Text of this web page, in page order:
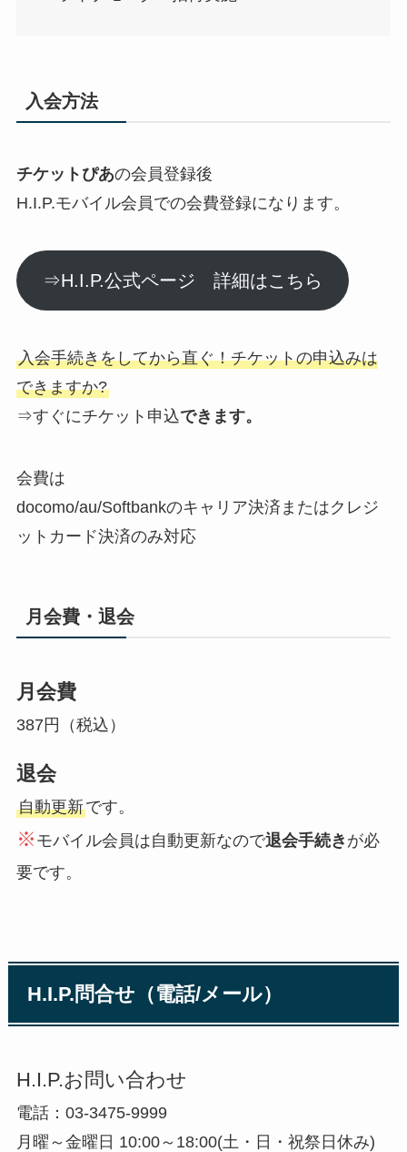
入会方法
チケットぴあの会員登録後
H.I.P.モバイル会員での会費登録になります。
⇒H.I.P.公式ページ 詳細はこちら
入会手続きをしてから直ぐ！チケットの申込みは
できますか?
⇒すぐにチケット申込できます。
会費は
docomo/au/Softbankのキャリア決済またはクレジ
ットカード決済のみ対応
月会費・退会
月会費
387円（税込）
退会
自動更新です。
※ モバイル会員は自動更新なので退会手続き が必
要です。
H.I.P.問合せ（電話/メール）
H.I.P.お問い合わせ
電話：03-3475-9999
月曜～金曜日 10:00～18:00(土・日・祝祭日休み)